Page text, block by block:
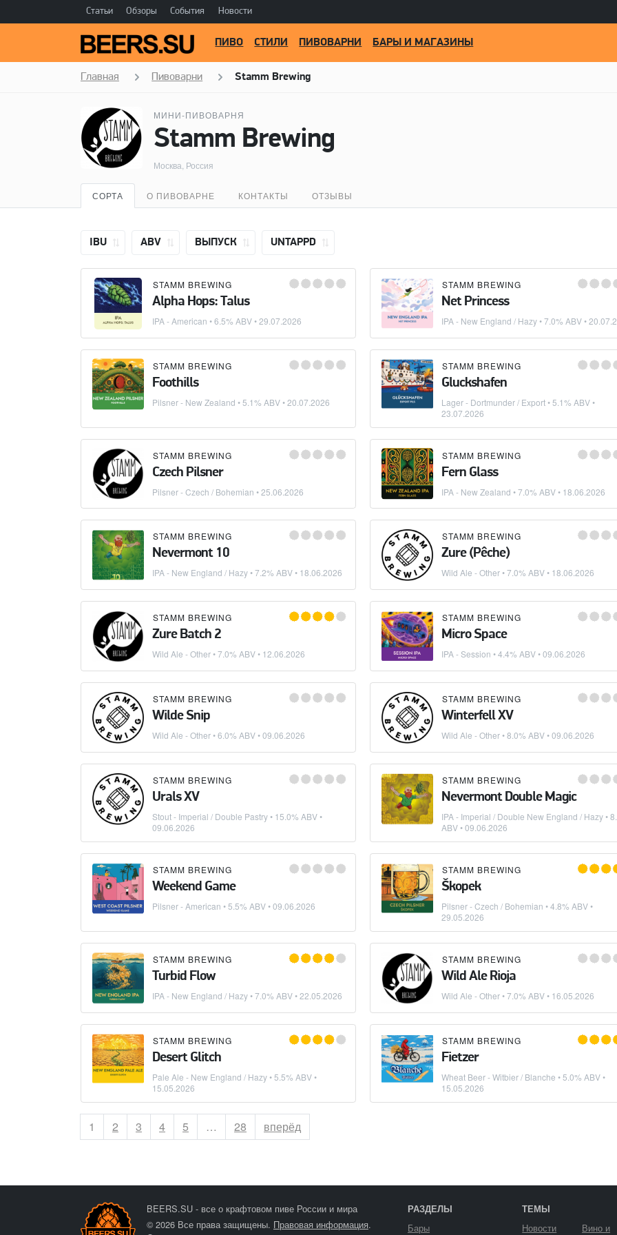
Статьи Обзоры События Новости
ПИВО СТИЛИ ПИВОВАРНИ БАРЫ И МАГАЗИНЫ
Главная Пивоварни Stamm Brewing
МИНИ-ПИВОВАРНЯ
Stamm Brewing
Москва, Россия
СОРТА О ПИВОВАРНЕ КОНТАКТЫ ОТЗЫВЫ
IBU ABV ВЫПУСК UNTAPPD
STAMM BREWING
Alpha Hops: Talus
IPA - American • 6.5% ABV •29.07.2026
STAMM BREWING
Net Princess
IPA - New England / Hazy• 7.0% ABV •
STAMM BREWING
Foothills
Pilsner - New Zealand • 5.1% ABV •20.07.2026
STAMM BREWING
Gluckshafen
Lager - Dortmunder / Export• 5.1% ABV •
23.07.2026
STAMM BREWING
Czech Pilsner
Pilsner - Czech / Bohemian •25.06.2026
STAMM BREWING
Fern Glass
IPA - New Zealand • 7.0% ABV • 18.06.2026
STAMM BREWING
Nevermont 10
IPA - New England / Hazy• 7.2% ABV • 18.06.2026
STAMM BREWING
Zure (Pêche)
Wild Ale - Other• 7.0% ABV • 18.06.2026
STAMM BREWING
Zure Batch 2
Wild Ale - Other• 7.0% ABV • 12.06.2026
STAMM BREWING
Micro Space
IPA - Session • 4.4% ABV •09.06.2026
STAMM BREWING
Wilde Snip
Wild Ale - Other• 6.0% ABV •09.06.2026
STAMM BREWING
Winterfell XV
Wild Ale - Other• 8.0% ABV •09.06.2026
STAMM BREWING
Urals XV
Stout - Imperial / Double Pastry• 15.0% ABV •
09.06.2026
STAMM BREWING
Nevermont Double Magic
IPA - Imperial / Double New England / Hazy•
ABV •09.06.2026
STAMM BREWING
Weekend Game
Pilsner - American • 5.5% ABV •09.06.2026
STAMM BREWING
Škopek
Pilsner - Czech / Bohemian • 4.8% ABV •
29.05.2026
STAMM BREWING
Turbid Flow
IPA - New England / Hazy• 7.0% ABV •22.05.2026
STAMM BREWING
Wild Ale Rioja
Wild Ale - Other• 7.0% ABV • 16.05.2026
STAMM BREWING
Desert Glitch
Pale Ale - New England / Hazy• 5.5% ABV •
15.05.2026
STAMM BREWING
Fietzer
Wheat Beer - Witbier / Blanche • 5.0% ABV •
15.05.2026
Страница
1 Страница
2 Страница
3 Страница
4 Страница
5 … Страница
28 вперёд
BEERS.SU - все о крафтовом пиве России и мира
© 2026 Все права защищены. Правовая информация.
РАЗДЕЛЫ
Бары
ТЕМЫ
Новости
Вино и